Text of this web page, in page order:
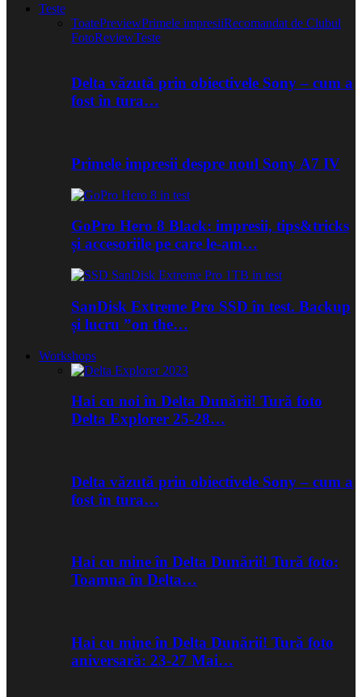
Teste
ToatePreviewPrimele impresiiRecomandat de Clubul
FotoReviewTeste
Delta văzută prin obiectivele Sony – cum a
fost în tura…
Primele impresii despre noul Sony A7 IV
GoPro Hero 8 Black: impresii, tips&tricks
și accesoriile pe care le-am…
SanDisk Extreme Pro SSD în test. Backup
și lucru ”on the…
Workshops
Hai cu noi în Delta Dunării! Tură foto
Delta Explorer 25-28…
Delta văzută prin obiectivele Sony – cum a
fost în tura…
Hai cu mine în Delta Dunării! Tură foto:
Toamna în Delta…
Hai cu mine în Delta Dunării! Tură foto
aniversară: 23-27 Mai…